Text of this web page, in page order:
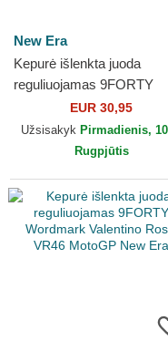
New Era
Kepurė išlenkta juoda
reguliuojamas 9FORTY
Recycled Stripe Valentino
Rossi VR46 MotoGP New
EUR 30,95
Užsisakyk Pirmadienis,
Rugpjūtis